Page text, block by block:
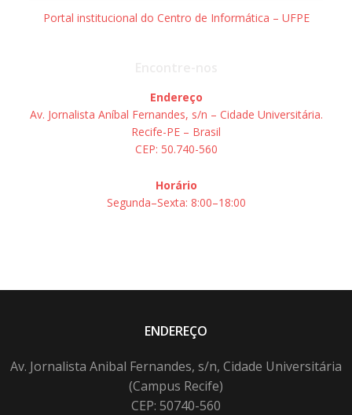
Portal institucional do Centro de Informática – UFPE
Endereço
Av. Jornalista Aníbal Fernandes, s/n – Cidade Universitária.
Recife-PE – Brasil
CEP: 50.740-560
Horário
Segunda–Sexta: 8:00–18:00
ENDEREÇO
Av. Jornalista Anibal Fernandes, s/n, Cidade Universitária
(Campus Recife)
CEP: 50740-560